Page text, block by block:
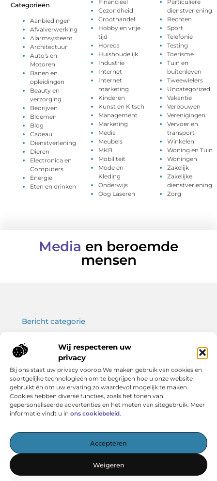
Wij respecteren uw
privacy
Bij ons staat uw privacy voorop.We maken gebruik van cookies en
soortgelijke technologieën om te begrijpen hoe u onze website
gebruikt én om uw ervaring zo waardevol mogelijk te maken.
Cookies hebben diverse functies, zoals het tonen van
gepersonaliseerde advertenties en het meten van sitegebruik. Meer
informatie vindt u in ons cookiebeleid.
Accepteren
Weigeren
Categorieën
Aanbiedingen
Afvalverwerking
Alarmsysteem
Architectuur
Auto's en
Motoren
Banen en
opleidingen
Beauty en
verzorging
Bedrijven
Bloemen
Blog
Cadeau
Dienstverlening
Dieren
Electronica en
Computers
Energie
Eten en drinken
Financieel
Gezondheid
Groothandel
Hobby en vrije
tijd
Horeca
Huishoudelijk
Industrie
Internet
Internet
marketing
Kinderen
Kunst en Kitsch
Management
Marketing
Media
Meubels
MKB
Mobiliteit
Mode en
Kleding
Onderwijs
Oog Laseren
Particuliere
dienstverlening
Rechten
Sport
Telefonie
Testing
Toerisme
Tuin en
buitenleven
Tweewielers
Uncategorized
Vakantie
Verbouwen
Verenigingen
Vervoer en
transport
Winkelen
Woning en Tuin
Woningen
Zakelijk
Zakelijke
dienstverlening
Zorg
Media en beroemde
mensen
Het startpunt voor kennis en inspiratie
— Verken boeiende artikelen, handige tips en verhelderende
vandaag nog wat Vereniging BERK voor jou in petto heeft!
Onze informatie
Bericht categorie